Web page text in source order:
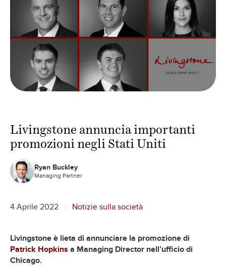
Livingstone annuncia importanti
promozioni negli Stati Uniti
Ryan Buckley
Managing Partner
4 Aprile 2022 Notizie sulla società
Livingstone è lieta di annunciare la promozione di
Patrick Hopkins a Managing Director nell’ufficio di
Chicago.